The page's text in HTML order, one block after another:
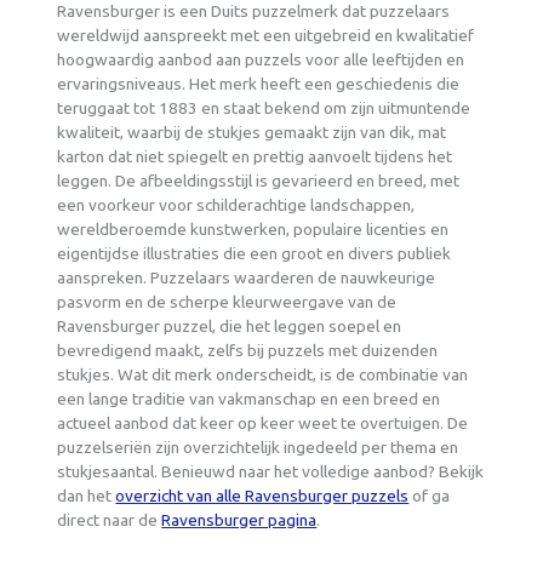
Ravensburger is een Duits puzzelmerk dat puzzelaars
wereldwijd aanspreekt met een uitgebreid en kwalitatief
hoogwaardig aanbod aan puzzels voor alle leeftijden en
ervaringsniveaus. Het merk heeft een geschiedenis die
teruggaat tot 1883 en staat bekend om zijn uitmuntende
kwaliteit, waarbij de stukjes gemaakt zijn van dik, mat
karton dat niet spiegelt en prettig aanvoelt tijdens het
leggen. De afbeeldingsstijl is gevarieerd en breed, met
een voorkeur voor schilderachtige landschappen,
wereldberoemde kunstwerken, populaire licenties en
eigentijdse illustraties die een groot en divers publiek
aanspreken. Puzzelaars waarderen de nauwkeurige
pasvorm en de scherpe kleurweergave van de
Ravensburger puzzel, die het leggen soepel en
bevredigend maakt, zelfs bij puzzels met duizenden
stukjes. Wat dit merk onderscheidt, is de combinatie van
een lange traditie van vakmanschap en een breed en
actueel aanbod dat keer op keer weet te overtuigen. De
puzzelseriën zijn overzichtelijk ingedeeld per thema en
stukjesaantal. Benieuwd naar het volledige aanbod? Bekijk
dan hetoverzicht van alle Ravensburger puzzels of ga
direct naar deRavensburger pagina.